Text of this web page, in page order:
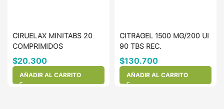
CIRUELAX MINITABS 20
COMPRIMIDOS
$20.300
AÑADIR AL CARRITO
CITRAGEL 1500 MG/200 UI
90 TBS REC.
$130.700
AÑADIR AL CARRITO